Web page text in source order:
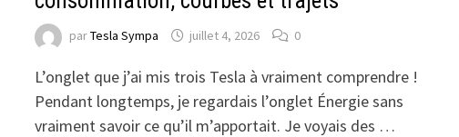
parTesla Sympa juillet 4, 2026 0
L’onglet que j’ai mis trois Tesla à vraiment comprendre !
Pendant longtemps, je regardais l’onglet Énergie sans
vraiment savoir ce qu’il m’apportait. Je voyais des …